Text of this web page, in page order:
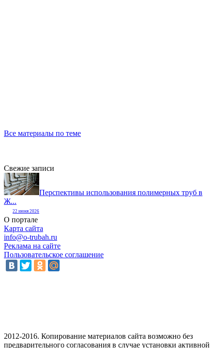
Все материалы по теме
Свежие записи
Перспективы использования полимерных труб в
Ж...
22 июня 2026
О портале
Карта сайта
info@o-trubah.ru
Реклама на сайте
Пользовательское соглашение
2012-2016. Копирование материалов сайта возможно без
предварительного согласования в случае установки активной